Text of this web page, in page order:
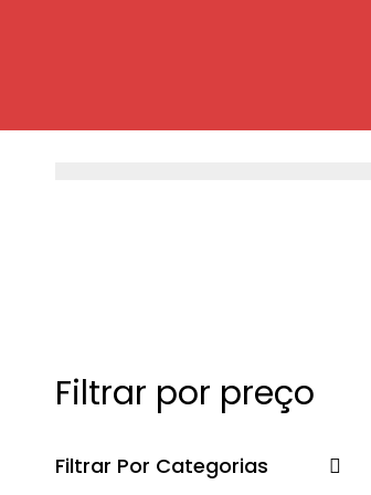
Filtrar por preço
Filtrar Por Categorias